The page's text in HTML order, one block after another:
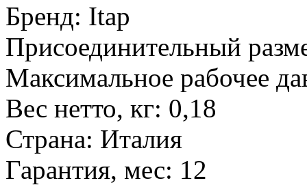
Бренд: Itap
Присоединительный
Максимальное рабочее
Вес нетто, кг: 0,18
Страна: Италия
Гарантия, мес: 12